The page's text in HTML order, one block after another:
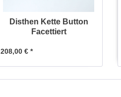
Disthen Kette Button
Facettiert
208,00 € *